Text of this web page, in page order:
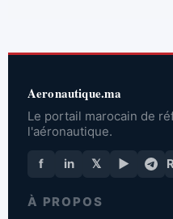
Aeronautique.ma
Le portail marocain de
l'aéronautique.
f in 𝕏 ▶
À PROPOS